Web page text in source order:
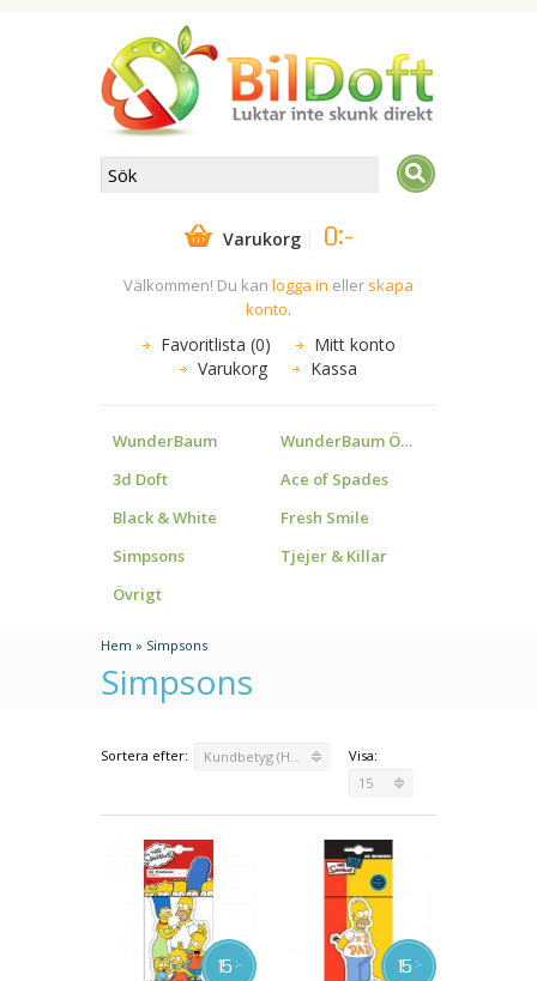
Varukorg 0:-
Välkommen! Du kan logga in eller skapa
konto.
Favoritlista (0)
Mitt konto
Varukorg
Kassa
WunderBaum
WunderBaum Övrigt
3d Doft
Ace of Spades
Black & White
Fresh Smile
Simpsons
Tjejer & Killar
Övrigt
Hem » Simpsons
Simpsons
Sortera efter:
Visa:
15
15 :- 15 :-